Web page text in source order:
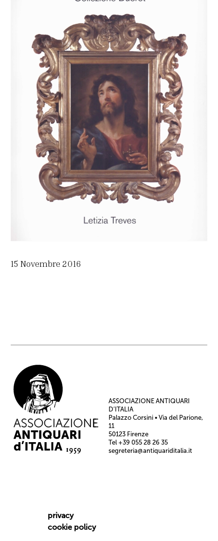
15 Novembre 2016
ASSOCIAZIONE ANTIQUARI
D’ITALIA
Palazzo Corsini • Via del Parione,
11
50123 Firenze
Tel +39 055 28 26 35
segreteria@antiquariditalia.it
privacy
cookie policy